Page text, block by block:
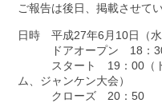
ご報告は後日、掲載させて
日時 平成27年6月10日（水
ドアオープン 18：
スタート 19：00（ト
ム、ジャンケン大会）
クローズ 20：50